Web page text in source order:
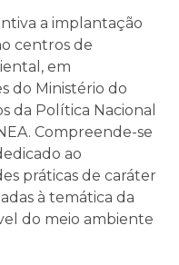
a implantação
centros de
em
do Ministério do
da Política Nacional
Compreende-se
ao
práticas de caráter
à temática da
do meio ambiente